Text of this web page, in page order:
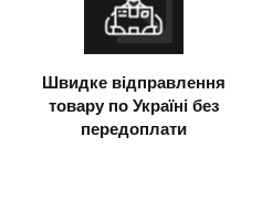
Швидке відправлення
товару по Україні без
передоплати